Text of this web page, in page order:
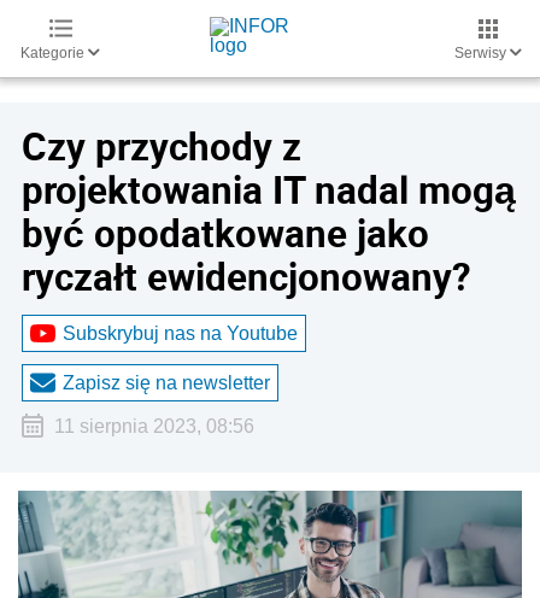
Kategorie Serwisy
Czy przychody z
projektowania IT nadal mogą
być opodatkowane jako
ryczałt ewidencjonowany?
Subskrybuj nas na Youtube
Zapisz się na newsletter
11 sierpnia 2023, 08:56